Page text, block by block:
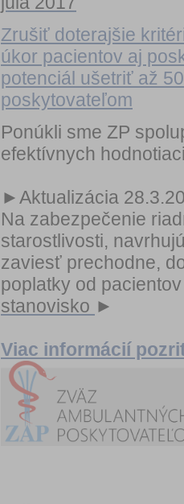
Zrušiť doterajšie
úkor pacientov aj
potenciál ušetriť až
poskytovateľom
Ponúkli sme ZP
efektívnych
►Aktualizácia
Na zabezpečenie
starostlivosti,
zaviesť prechodne,
poplatky od
stanovisko ►
Viac informácií